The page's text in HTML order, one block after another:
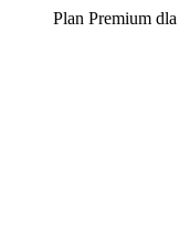
Plan Premium